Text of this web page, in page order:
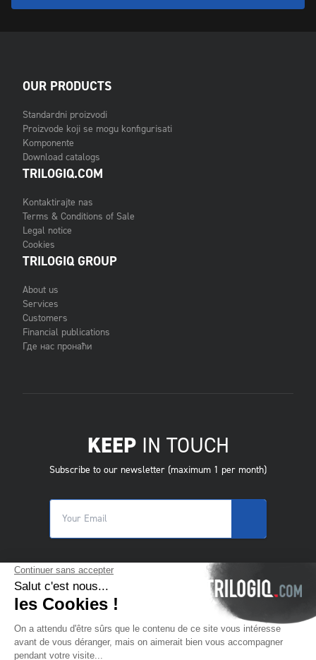
OUR PRODUCTS
Standardni proizvodi
Proizvode koji se mogu konfigurisati
Komponente
Download catalogs
TRILOGIQ.COM
Kontaktirajte nas
Terms & Conditions of Sale
Legal notice
Cookies
TRILOGIQ GROUP
About us
Services
Customers
Financial publications
Где нас пронаћи
KEEPIN TOUCH
Subscribe to our newsletter (maximum 1 per month)